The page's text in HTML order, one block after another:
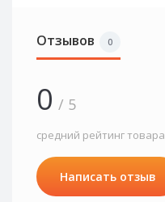
Отзывов 0
0 / 5
средний рейтинг товара
Написать отзыв